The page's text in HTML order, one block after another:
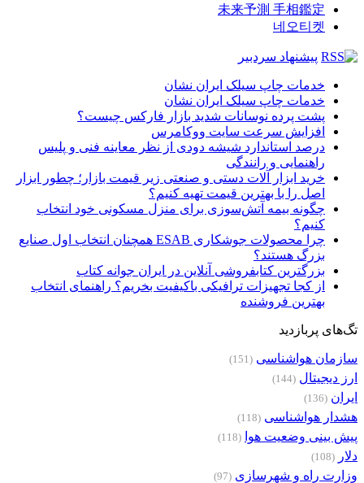
未来予測 手相鑑定
네오티켓
پیشنهاد سردبیر
خدمات چاپ سیلک ایران نشان
خدمات چاپ سیلک ایران نشان
پشت پرده نوسانات شدید بازار فارکس چیست؟
افزایش سرعت سایت ووکامرس
درصد استاندارد شیشه دودی از نظر معاینه فنی و پلیس
راهنمایی و رانندگی
خرید ابزار آلات دستی و صنعتی زیر قیمت بازار؛ چطور ابزار
اصل را با بهترین قیمت تهیه کنیم؟
چگونه بیمه آتش‌سوزی برای منزل مسکونی خود انتخاب
کنیم؟
چرا محصولات جوشکاری ESAB همچنان انتخاب اول صنایع
بزرگ هستند؟
بزرگترین کتابفروشی آنلاین در ایران جوانه کتاب
از کجا تجهیزات ترافیکی باکیفیت بخریم؟ راهنمای انتخاب
بهترین فروشنده
تگ‌های پربازدید
سازمان هواشناسی (151)
ارز دیجیتال (144)
ایران (136)
هشدار هواشناسی (118)
پیش بینی وضعیت هوا (118)
دلار (108)
وزارت راه و شهرسازی (97)